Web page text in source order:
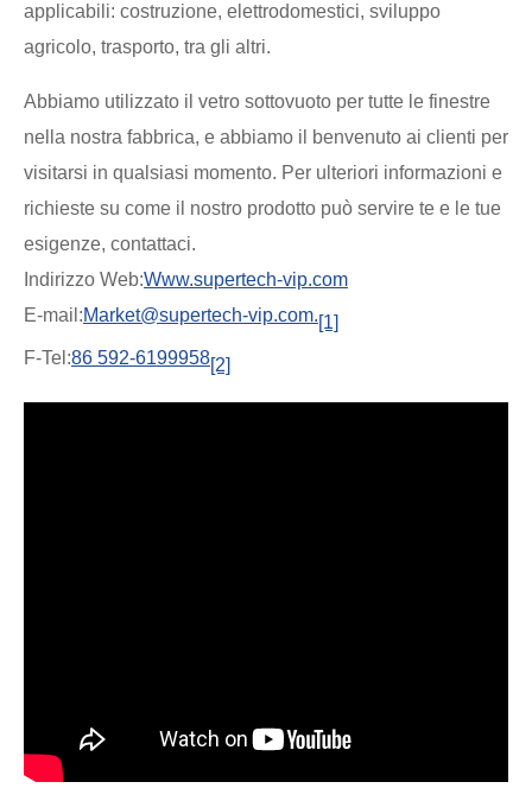
applicabili: costruzione, elettrodomestici, sviluppo
agricolo, trasporto, tra gli altri.
Abbiamo utilizzato il vetro sottovuoto per tutte le finestre
nella nostra fabbrica, e abbiamo il benvenuto ai clienti per
visitarsi in qualsiasi momento. Per ulteriori informazioni e
richieste su come il nostro prodotto può servire te e le tue
esigenze, contattaci.
Indirizzo Web:Www.supertech-vip.com
E-mail:Market@supertech-vip.com.[1]
F-Tel:86 592-6199958[2]